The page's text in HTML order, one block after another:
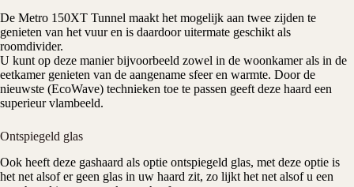
De Metro 150XT Tunnel maakt het mogelijk aan twee zijden te
genieten van het vuur en is daardoor uitermate geschikt als
roomdivider.
U kunt op deze manier bijvoorbeeld zowel in de woonkamer als in de
eetkamer genieten van de aangename sfeer en warmte. Door de
nieuwste (EcoWave) technieken toe te passen geeft deze haard een
superieur vlambeeld.
Ontspiegeld glas
Ook heeft deze gashaard als optie ontspiegeld glas, met deze optie is
het net alsof er geen glas in uw haard zit, zo lijkt het net alsof u een